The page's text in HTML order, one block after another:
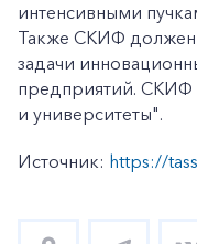
интенсивными
Также СКИФ должен
задачи
предприятий. СКИФ
и университеты".
Источник: https://